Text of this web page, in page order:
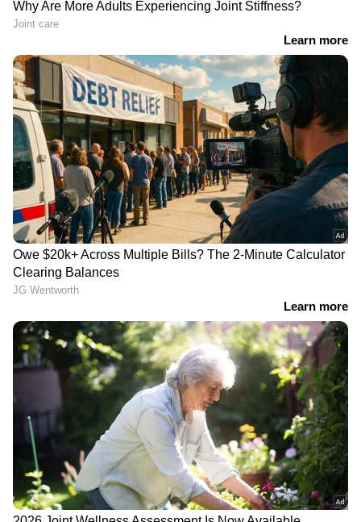
0085 0387 0663 0758 0953 1350 1393
1586 1926 2006 2139 2146 2758 2944 3383
3421 3712 3767 3888 4052 4162 4407
4568 4678 4693 4697 4731 4796 4849
5036 5104 6073 6358 6841 6922 7192
7256 7724 7840 8190 8557 8642 8883
9024 9228 9316 9366 9496 9526 9617
9823 9830
ഏഴാം സമ്മാനം 200/-
0117 0398 0596 0741 0785 1034 1038 1433
1561 1805 2064 2082 2322 2965 3174 3238
3376 3846 3910 4028 4173 4210 4263
4597 4860 4978 5353 5429 5668 6205
6315 6774 6985 7088 7289 7452 7503
7513 7596 7753 8187 8253 8270 8885
9792
എട്ടാം സമ്മാനം100/-